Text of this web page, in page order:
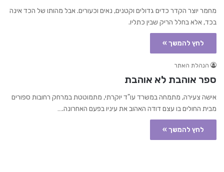
מחמר יוצר הקדר כדים גדולים וקטנים, נאים וכעורים. אבל מהותו של הכד אינה
בכד, אלא בחלל הריק שבין כתליו.
לחץ להמשך »
הנהלת האתר
ספר אוהבת לא אוהבת
אישה צעירה, מתמחה במשרד עו"ד יוקרתי, מתמוטטת במרחק רחובות ספורים
מבית החולים בו עצם דודה האהוב את עיניו בפעם האחרונה.…
לחץ להמשך »